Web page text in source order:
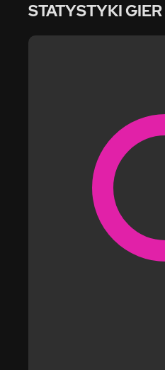
STATYSTYKI GIER